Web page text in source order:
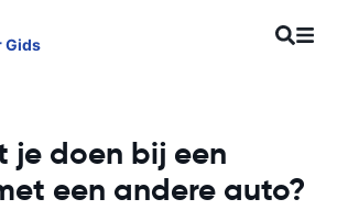
Gids
je doen bij een
een andere auto?